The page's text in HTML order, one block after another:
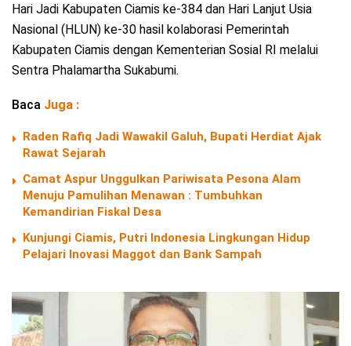
Hari Jadi Kabupaten Ciamis ke-384 dan Hari Lanjut Usia
Nasional (HLUN) ke-30 hasil kolaborasi Pemerintah
Kabupaten Ciamis dengan Kementerian Sosial RI melalui
Sentra Phalamartha Sukabumi.
Baca Juga :
Raden Rafiq Jadi Wawakil Galuh, Bupati Herdiat Ajak
Rawat Sejarah
Camat Aspur Unggulkan Pariwisata Pesona Alam
Menuju Pamulihan Menawan : Tumbuhkan
Kemandirian Fiskal Desa
Kunjungi Ciamis, Putri Indonesia Lingkungan Hidup
Pelajari Inovasi Maggot dan Bank Sampah